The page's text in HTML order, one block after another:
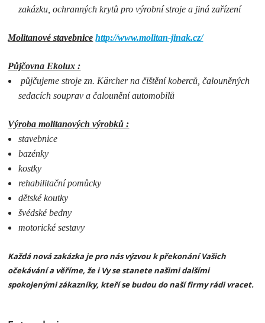
zakázku, ochranných krytů pro výrobní stroje a jiná zařízení
Molitanové stavebnice http://www.molitan-jinak.cz/
Půjčovna Ekolux :
půjčujeme stroje zn. Kärcher na čištění koberců, čalouněných
sedacích souprav a čalounění automobilů
Výroba molitanových výrobků :
stavebnice
bazénky
kostky
rehabilitační pomůcky
dětské koutky
švédské bedny
motorické sestavy
Každá nová zakázka je pro nás výzvou k překonání Vašich
očekávání a věříme, že i Vy se stanete našimi dalšími
spokojenými zákazníky, kteří se budou do naší firmy rádi vracet.